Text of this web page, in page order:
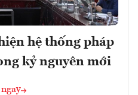
hệ thống pháp
kỷ nguyên mới